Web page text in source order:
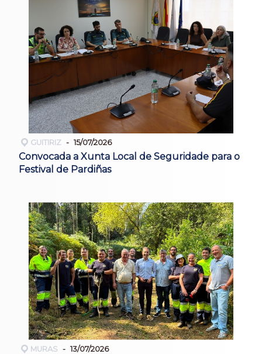
GUITIRIZ 15/07/2026
Convocada a Xunta Local de Seguridade para o
Festival de Pardiñas
MURAS 13/07/2026